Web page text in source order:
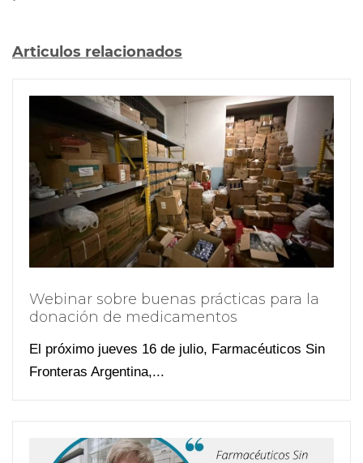
Articulos relacionados
Webinar sobre buenas prácticas para la
donación de medicamentos
El próximo jueves 16 de julio, Farmacéuticos Sin
Fronteras Argentina,...